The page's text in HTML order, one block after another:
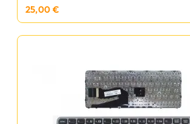
25,00 €